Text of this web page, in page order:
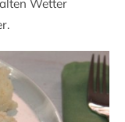
Wetter